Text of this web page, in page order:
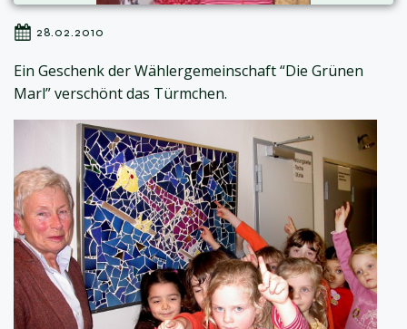
28.02.2010
Ein Geschenk der Wählergemeinschaft “Die Grünen
Marl” verschönt das Türmchen.